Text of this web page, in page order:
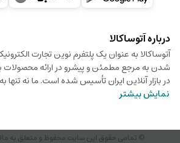
درباره آتوساکالا
آتوساکالا به عنوان یک پلتفرم نوین تجارت
شدن به مرجع مطمئن و پیشرو در ارائه محصولات
در بازار آنلاین ایران تأسیس شده است. ما نه تنها
نمایش بیشتر
© تمامی حقوق این سایت محفوظ و متعلق به